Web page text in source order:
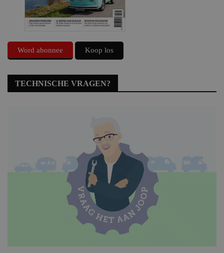
Word abonnee Koop los
TECHNISCHE VRAGEN?